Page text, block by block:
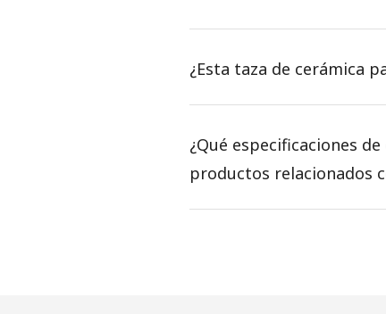
¿Esta taza de cerámica
¿Qué especificaciones
productos relacionados